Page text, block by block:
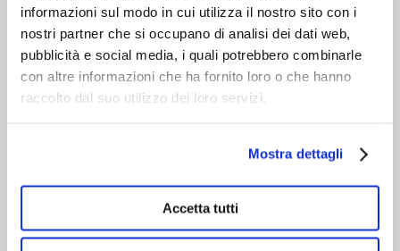
informazioni sul modo in cui utilizza il nostro sito con i
nostri partner che si occupano di analisi dei dati web,
pubblicità e social media, i quali potrebbero combinarle
con altre informazioni che ha fornito loro o che hanno
raccolto dal suo utilizzo dei loro servizi.
Mostra dettagli
Accetta tutti